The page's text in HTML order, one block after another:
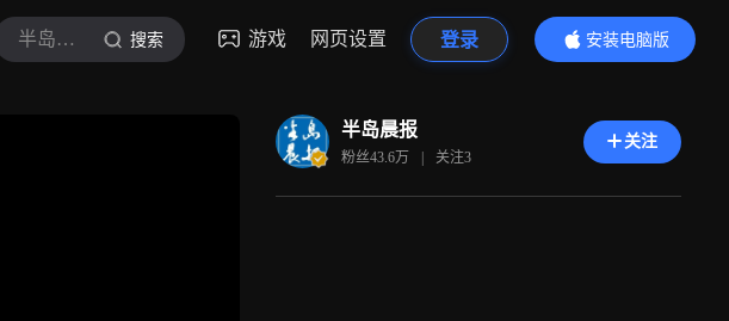
半岛晨报 搜索 游戏 网页设置 登录
安装电脑版
内容更精彩
半岛晨报
粉丝43.6万 | 关注3
关注